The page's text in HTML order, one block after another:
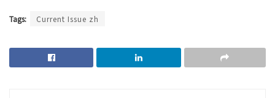
Tags: Current Issue zh